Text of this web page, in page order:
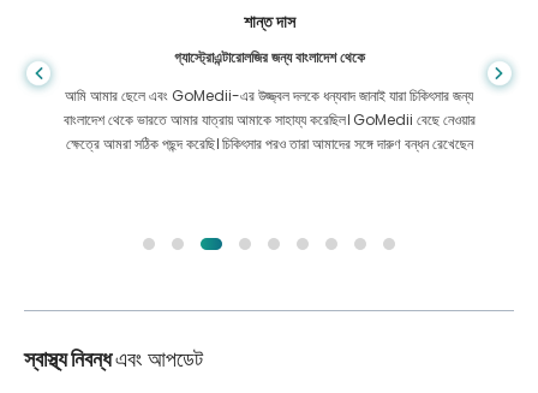
শান্ত দাস
গ্যাস্ট্রোএন্টারোলজির জন্য বাংলাদেশ থেকে
আমি আমার ছেলে এবং GoMedii-এর উজ্জ্বল দলকে ধন্যবাদ জানাই যারা চিকিৎসার জন্য
বাংলাদেশ থেকে ভারতে আমার যাত্রায় আমাকে সাহায্য করেছিল। GoMedii বেছে নেওয়ার
ক্ষেত্রে আমরা সঠিক পছন্দ করেছি। চিকিৎসার পরও তারা আমাদের সঙ্গে দারুণ বন্ধন রেখেছেন
স্বাস্থ্য নিবন্ধএবং আপডেট